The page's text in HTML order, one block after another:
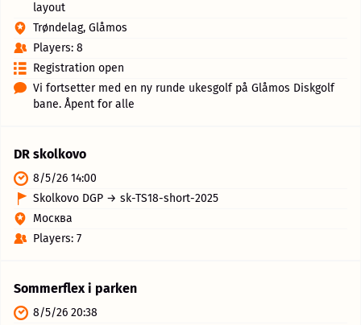
layout
Trøndelag, Glåmos
Players: 8
Registration open
Vi fortsetter med en ny runde ukesgolf på Glåmos Diskgolf
bane. Åpent for alle
DR skolkovo
8/5/26 14:00
Skolkovo DGP → sk-TS18-short-2025
Москва
Players: 7
Sommerflex i parken
8/5/26 20:38